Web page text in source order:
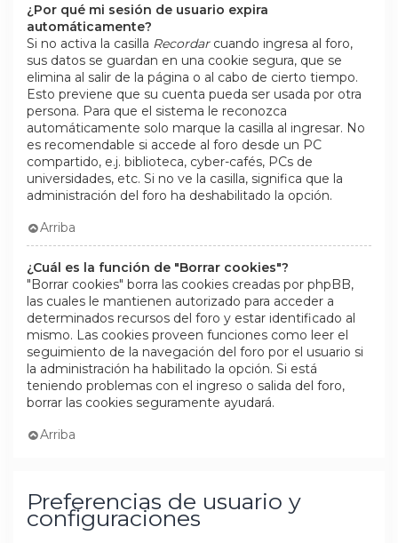
¿Por qué mi sesión de usuario expira
automáticamente?
Si no activa la casilla Recordarcuando ingresa al foro,
sus datos se guardan en una cookie segura, que se
elimina al salir de la página o al cabo de cierto tiempo.
Esto previene que su cuenta pueda ser usada por otra
persona. Para que el sistema le reconozca
automáticamente solo marque la casilla al ingresar. No
es recomendable si accede al foro desde un PC
compartido, e.j. biblioteca, cyber-cafés, PCs de
universidades, etc. Si no ve la casilla, significa que la
administración del foro ha deshabilitado la opción.
Arriba
¿Cuál es la función de "Borrar cookies"?
"Borrar cookies" borra las cookies creadas por phpBB,
las cuales le mantienen autorizado para acceder a
determinados recursos del foro y estar identificado al
mismo. Las cookies proveen funciones como leer el
seguimiento de la navegación del foro por el usuario si
la administración ha habilitado la opción. Si está
teniendo problemas con el ingreso o salida del foro,
borrar las cookies seguramente ayudará.
Arriba
Preferencias de usuario y
configuraciones